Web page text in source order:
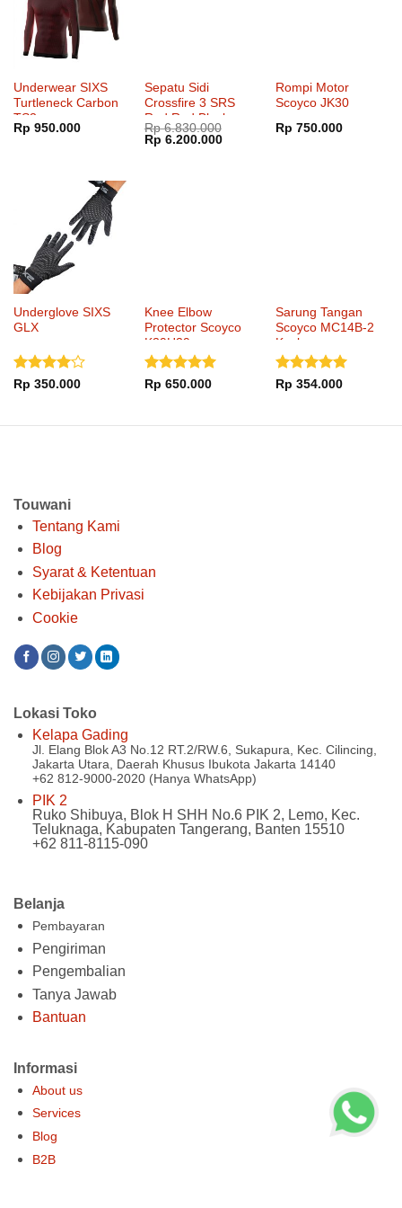
Underwear SIXS
Turtleneck Carbon
TS3
Rp 950.000
Sepatu Sidi
Crossfire 3 SRS
Red Red Black
Rp6.830.000
Harga
aslinya
Rp 6.200.000Harga
Rompi Motor
Scoyco JK30
Rp 750.000
Underglove SIXS
GLX
Dinilai 4
Rp 350.000
Knee Elbow
Protector Scoyco
K39H39
Dinilai 5
Rp 650.000
Sarung Tangan
Scoyco MC14B-2
Kevlar
Dinilai 5
Rp 354.000
Touwani
Tentang Kami
Blog
Syarat & Ketentuan
Kebijakan Privasi
Cookie
Belanja
Pembayaran
Pengiriman
Pengembalian
Tanya Jawab
Bantuan
Informasi
About us
Services
Blog
B2B
Lokasi Toko
Kelapa Gading
Jl. Elang Blok A3 No.12 RT.2/RW.6, Sukapura, Kec. Cilincing,
Jakarta Utara, Daerah Khusus Ibukota Jakarta 14140
+62 812-9000-2020 (Hanya WhatsApp)
PIK 2
Ruko Shibuya, Blok H SHH No.6 PIK 2, Lemo, Kec.
Teluknaga, Kabupaten Tangerang, Banten 15510
+62 811-8115-090